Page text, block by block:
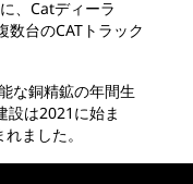
、Catディーラ
台のCATトラック
な銅精鉱の年間生
設は2021に始ま
ました。